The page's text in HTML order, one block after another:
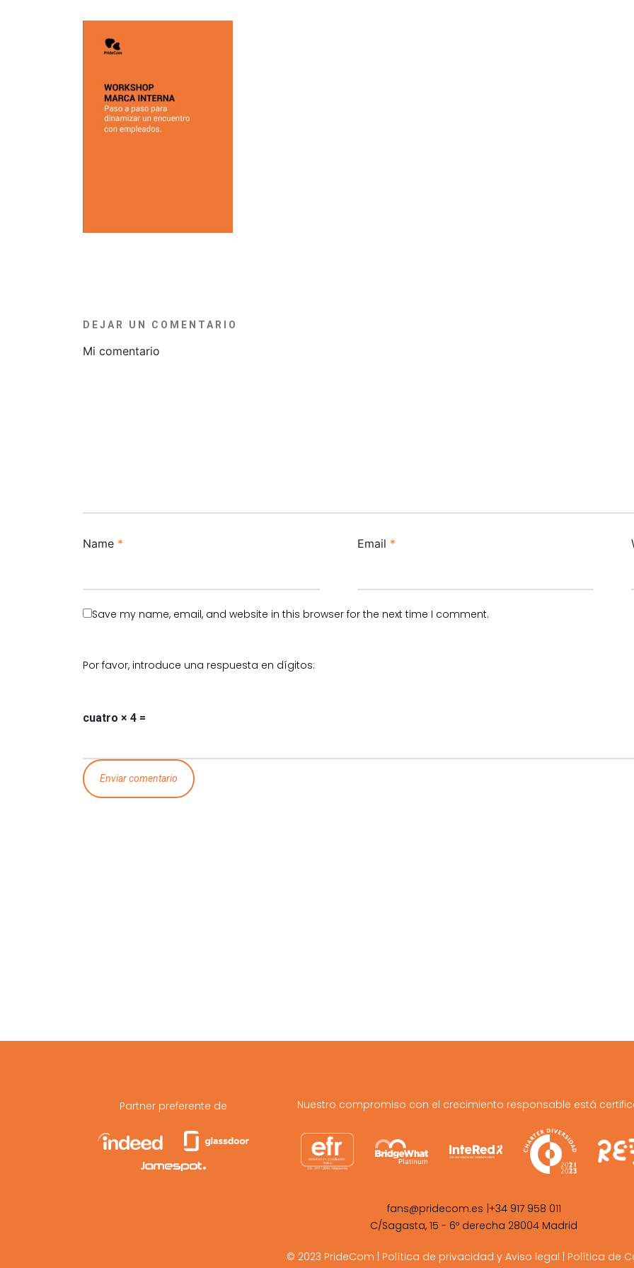
DEJAR UN COMENTARIO
Mi comentario
Name * Email *
Save my name, email, and website in this browser for the next time I comment.
Por favor, introduce una respuesta en dígitos:
cuatro × 4 =
Partner preferente de Nuestro compromiso con el crecimiento responsable está
fans@pridecom.es |+34 917 958 011
C/Sagasta, 15 - 6º derecha 28004 Madrid
© 2023 PrideCom Política de privacidad y Aviso legal Política de